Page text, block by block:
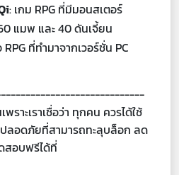
: เกม RPG ที่มีมอนสเตอร์
แมพ และ 40 ดันเจี้ยน
ที่ทำมาจากเวอร์ชั่น PC
ราะเราเชื่อว่า ทุกคน ควรได้ใช้
ปลอดภัยที่สามารถทะลุบล็อก ลด
สอบฟรีได้ที่